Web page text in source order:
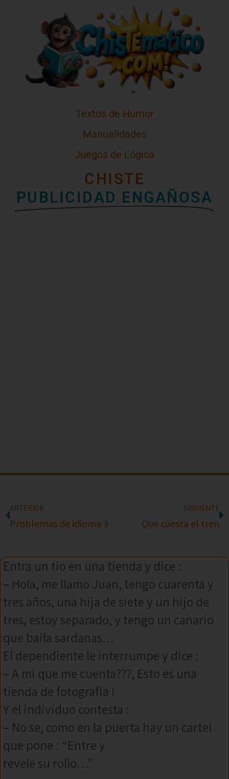
Textos de Humor
Manualidades
Juegos de Lógica
CHISTE
PUBLICIDAD ENGAÑOSA
ANTERIOR
Problemas de idioma 3
SIGUIENTE
Que cuesta el tren
Entra un tio en una tienda y dice :
– Hola, me llamo Juan, tengo cuarenta y
tres años, una hija de siete y un hijo de
tres, estoy separado, y tengo un canario
que baila sardanas…
El dependiente le interrumpe y dice :
– A mi que me cuenta???, Esto es una
tienda de fotografia !
Y el individuo contesta :
– No se, como en la puerta hay un cartel
que pone : “Entre y
revele su rollo…”